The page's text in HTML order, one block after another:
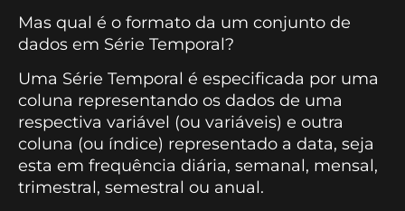
Mas qual é o formato da um conjunto de
dados em Série Temporal?
Uma Série Temporal é especificada por uma
coluna representando os dados de uma
respectiva variável (ou variáveis) e outra
coluna (ou índice) representado a data, seja
esta em frequência diária, semanal, mensal,
trimestral, semestral ou anual.